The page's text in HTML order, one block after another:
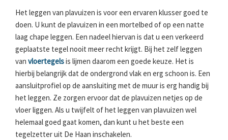
Het leggen van plavuizen is voor een ervaren klusser goed te
doen. U kunt de plavuizen in een mortelbed of op een natte
laag chape leggen. Een nadeel hiervan is dat u een verkeerd
geplaatste tegel nooit meer recht krijgt. Bij het zelf leggen
van vloertegelsis lijmen daarom een goede keuze. Het is
hierbij belangrijk dat de ondergrond vlak en erg schoon is. Een
aansluitprofiel op de aansluiting met de muur is erg handig bij
het leggen. Ze zorgen ervoor dat de plavuizen netjes op de
vloer liggen. Als u twijfelt of het leggen van plavuizen wel
helemaal goed gaat komen, dan kunt u het beste een
tegelzetter uit De Haan inschakelen.